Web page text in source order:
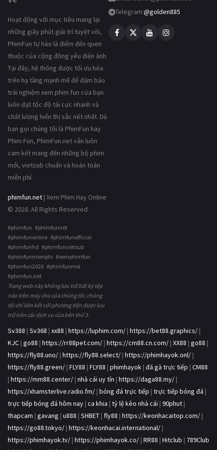
Hoạt động với mục tiêu mang lại
những giây phút giải trí tuyệt vời,
PhimFun tự hào là điểm đến quen
thuộc của cộng đồng yêu điện ảnh.
Tại đây, hệ thống được tối ưu hóa
trên hạ tầng mạnh mẽ để đảm bảo
trải nghiệm xem phim fun của bạn
luôn đạt tốc độ tải cực nhanh và
chất lượng hiển thị sắc nét nhất. Dù
bạn gọi chúng tôi là PhimFun hay
Phim Fun, PhimFun.net vẫn luôn
cam kết mang đến những bộ phim
mới, vietsub chuẩn và hoàn toàn
miễn phí.
phimfun.net | Xem Phim Hay Online
© 2026. All Rights Reserved
#phimfun #phimfunnet
#phimfunonline #phimfunofficial
#phimfunhd #phimfunvietsub
#phimfunmienphi #xemphimfun
#phimfun2026 #phimfunmoi
#phimfun.net
Trang web này không lưu trữ bất kỳ tệp
nào trên máy chủ của chúng tôi, chúng
tôi chỉ liên kết với phương tiện được lưu
trữ trên các dịch vụ của bên thứ 3.
Telegram:@golden885
Sv388 | Sv368 | xx88 | https://luphim.com/ | https://bet88.graphics/ |
KJC | go88 | https://rr88pet.com/ | https://cm88.cn.com/ | XX88 | go88 |
https://fly88.uno/ | https://fly88.select/ | https://phimhayok.onl/ |
https://fly88.green/ | FLY88 | FLY88 | phimhayok | đá gà trực tiếp | CM88
| https://mm88.center/ | nhà cái uy tín | https://daga88.my/ |
https://xhamsterlive.radio.fm/ | bóng đá trực tiếp | trực tiếp bóng đá |
trực tiếp bóng đá hôm nay | ca khia | tỷ lệ kèo nhà cái | 90phut |
thapcam | gavang | u888 | SHBET | fly88 | https://keonhacaitop.com/ |
https://go88.tokyo/ | https://keonhacai.international/ |
https://phimhayok.tv/ | https://phimhayok.co/ | RR88 | Hitclub | 789Club